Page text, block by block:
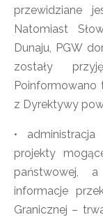
przewidziane
Natomiast
Dunaju, PGW
zostały
Poinformowano
z Dyrektywy
•
projekty
państwowej,
informacje
Granicznej –